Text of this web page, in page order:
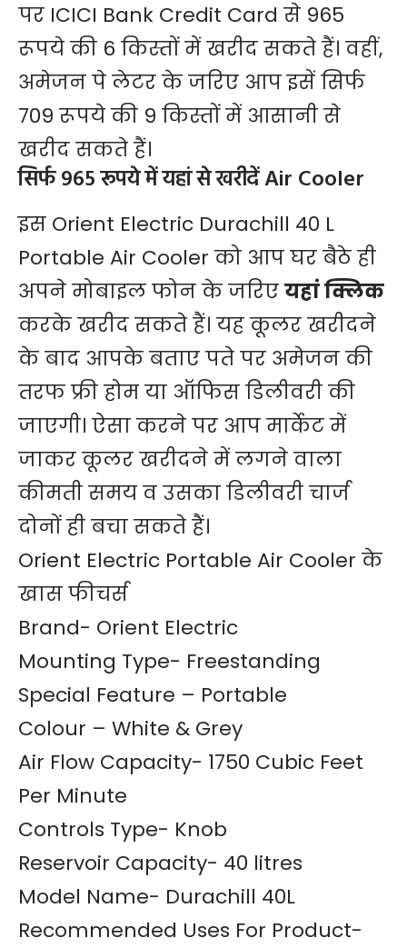
पर ICICI Bank Credit Card से 965
रूपये की 6 किस्तों में खरीद सकते हैं। वहीं,
अमेजन पे लेटर के ​जरिए आप इसें सिर्फ
709 रूपये की 9 किस्तों में आसानी से
खरीद सकते हैं।
सिर्फ 965 रूपये में यहां से खरीदें Air Cooler
इस Orient Electric Durachill 40 L
Portable Air Cooler को आप घर बैठे ही
अपने मोबाइल फोन के जरिएयहां क्लिक
करके खरीद सकते हैं। यह कूलर खरीदने
के बाद आपके बताए पते पर अमेजन की
तरफ फ्री होम या ऑफिस डिलीवरी की
जाएगी। ऐसा करने पर आप मार्केट में
जाकर कूलर खरीदने में लगने वाला
कीमती समय व उसका डिलीवरी चार्ज
दोनों ही बचा सकते हैं।
Orient Electric Portable Air Cooler के
खास फीचर्स
Brand- Orient Electric
Mounting Type- Freestanding
Special Feature – Portable
Colour – White & Grey
Air Flow Capacity- 1750 Cubic Feet
Per Minute
Controls Type- Knob
Reservoir Capacity- 40 litres
Model Name- Durachill 40L
Recommended Uses For Product-